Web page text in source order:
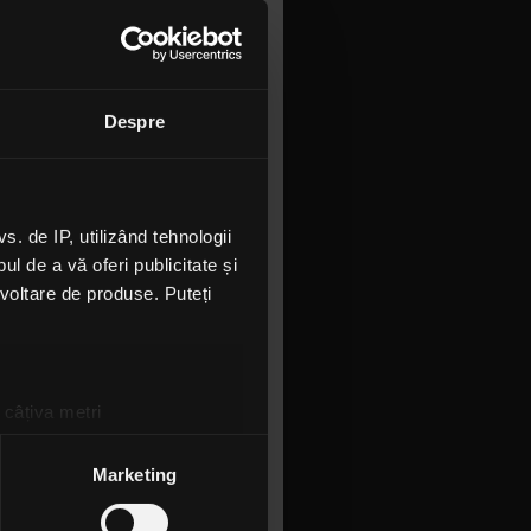
Despre
de IP, utilizând tehnologii
de a vă oferi publicitate și
de produse. Puteți
metri
la
secțiunea cu detalii
Marketing
şi
în
de
sigur nu
în
există
Danube
Festival